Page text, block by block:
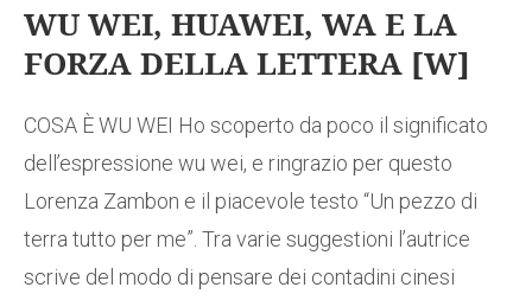
WU WEI, HUAWEI, WA E LA
FORZA DELLA LETTERA [W]
COSA È WU WEI Ho scoperto da poco il significato
dell’espressione wu wei, e ringrazio per questo
Lorenza Zambon e il piacevole testo “Un pezzo di
terra tutto per me”. Tra varie suggestioni l’autrice
scrive del modo di pensare dei contadini cinesi